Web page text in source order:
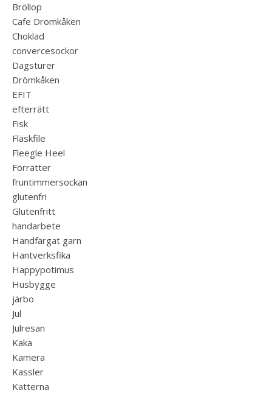
Bröllop
Cafe Drömkåken
Choklad
convercesockor
Dagsturer
Drömkåken
EFIT
efterrätt
Fisk
Fläskfile
Fleegle Heel
Förrätter
fruntimmersockan
glutenfri
Glutenfritt
handarbete
Handfärgat garn
Hantverksfika
Happypotimus
Husbygge
järbo
Jul
Julresan
Kaka
Kamera
Kassler
Katterna